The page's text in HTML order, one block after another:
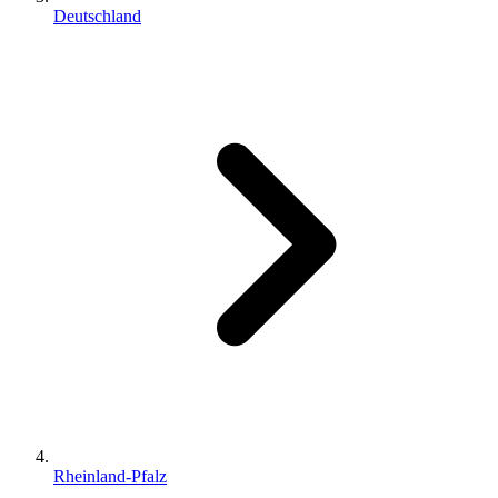
Deutschland
Rheinland-Pfalz